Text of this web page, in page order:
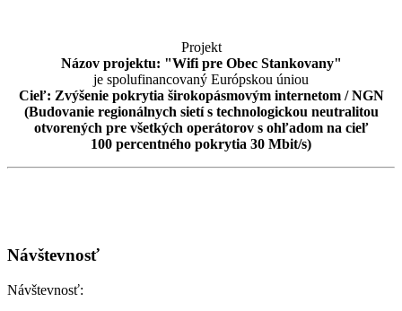
Projekt
Názov projektu: "Wifi pre Obec Stankovany"
je spolufinancovaný Európskou úniou
Cieľ: Zvýšenie pokrytia širokopásmovým internetom / NGN
(Budovanie regionálnych sietí s technologickou neutralitou
otvorených pre všetkých operátorov s ohľadom na cieľ
100 percentného pokrytia 30 Mbit/s)
Návštevnosť
Návštevnosť: